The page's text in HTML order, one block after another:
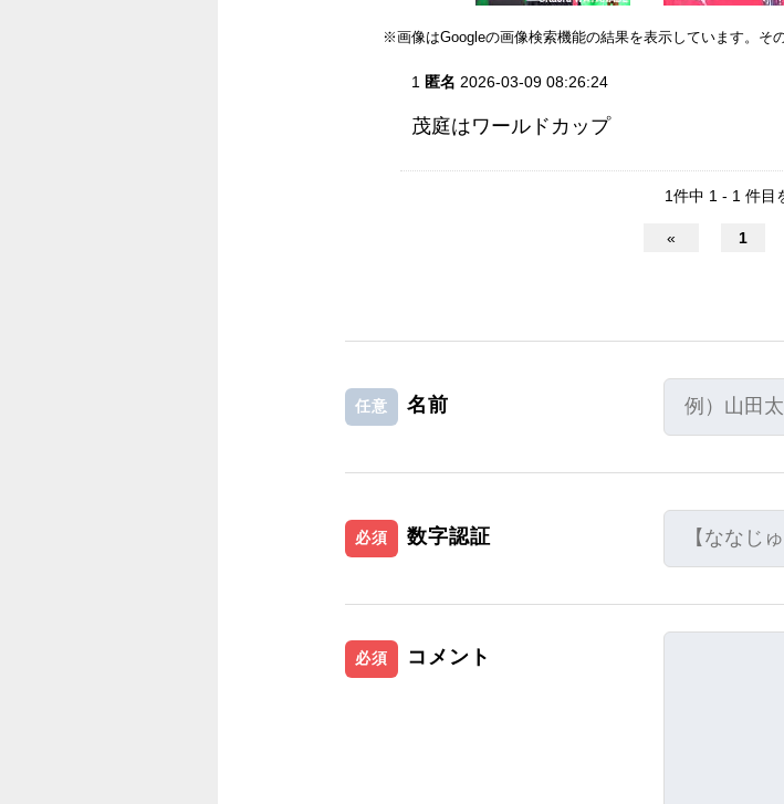
※画像はGoogleの画像検索機能の結果を表示しています。そ
1 匿名 2026-03-09 08:26:24
茂庭はワールドカップ
1件中 1 - 1 件目
« 1
任意 名前
必須 数字認証
必須 コメント